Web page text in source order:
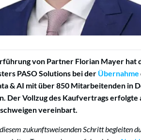
von Partner Florian Mayer hat
PASO Solutions bei der Übernahme
& AI mit über 850 Mitarbeitenden in
Der Vollzug des Kaufvertrags erfolgte
vereinbart.
zukunftsweisenden Schritt begleiten